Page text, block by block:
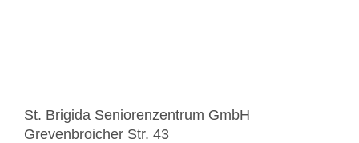
St. Bri­gi­da Se­nio­ren­zen­trum GmbH
Gre­ven­broi­cher Str. 43